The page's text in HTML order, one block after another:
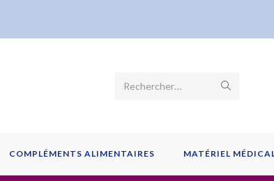
Rechercher…
COMPLÉMENTS ALIMENTAIRES MATÉRIEL